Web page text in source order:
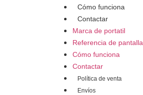
Cómo funciona
Contactar
Marca de portatil
Referencia de pantalla
Cómo funciona
Contactar
Política de venta
Envíos